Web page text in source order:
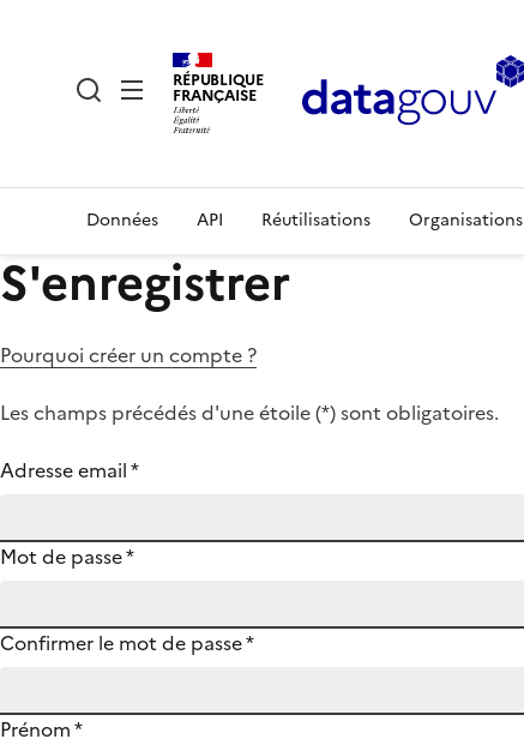
RÉPUBLIQUE
FRANÇAISE
Données API Réutilisations Organisations
S'enregistrer
Pourquoi créer un compte ?
Les champs précédés d'une étoile (*) sont obligatoires.
Adresse email*
Mot de passe*
Confirmer le mot de passe*
Prénom*